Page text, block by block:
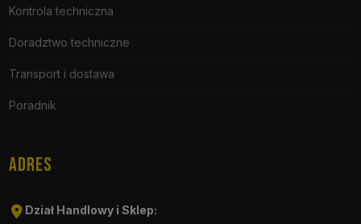
Kontrola techniczna
Doradztwo techniczne
Transport i dostawa
Poradnik
ADRES
Dział Handlowy i Sklep: